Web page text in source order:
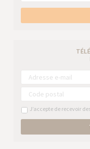
J’accepte de recevoir